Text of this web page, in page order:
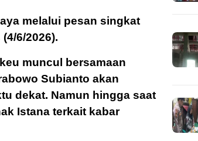
melalui pesan singkat
6/2026).
muncul bersamaan
Subianto akan
dekat. Namun hingga saat
Istana terkait kabar